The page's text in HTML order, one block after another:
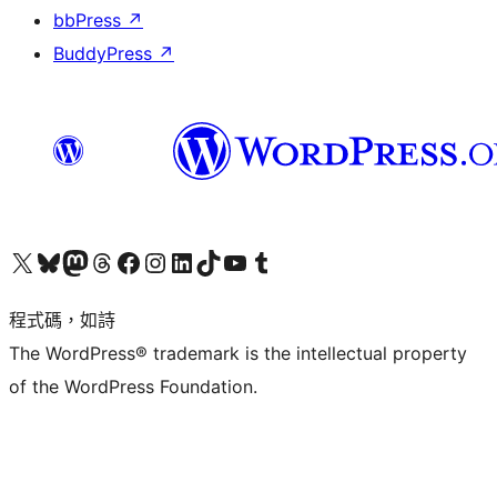
bbPress ↗
BuddyPress ↗
查看我們的 X (之前的 Twitter) 帳號造訪我們的 Bluesky 帳號造訪我們的 Mastodon 帳號造訪我們的 Threads 帳號 造訪我們的 Facebook 粉絲專頁Visit our Instagram account
Visit our LinkedIn account
造訪我們的 TikTok 帳號Visit our YouTube channel
造訪我們的 Tumblr 帳號
程式碼，如詩
The WordPress® trademark is the intellectual property
of the WordPress Foundation.